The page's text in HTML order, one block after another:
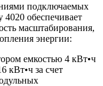
подключаемых
4020 обеспечивает
масштабирования,
энергии:
емкостью 4 кВт•ч
кВт•ч за счет